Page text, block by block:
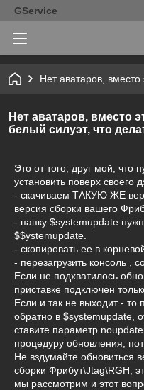
GService
Нет аватаров,
Нет аватаров, вместо
белый силуэт, что
Это от того, друг мой, что
установить поверх
- скачиваем ТАКУЮ ЖЕ
версия сборки вашего
- папку $systemupdate
$$ystemupdate.
- скопировать ее в
- перезагрузить консоль ,
Если не подхватилось
приставке подключен
Если и так не выходит -
обратно в $systemupdate,
ставите параметр
процедуру обновления,
Не вздумайте обновиться
сборки Фрибут\Jtag\RGH,
мы рассмотрим и этот